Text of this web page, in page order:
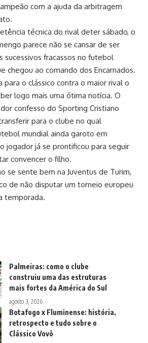
com a ajuda da arbitragem
técnica do rival deter sábado, o
parece não se cansar de ser
sucessivos fracassos no futebol
chegou ao comando dos Encarnados.
para o clássico contra o maior rival o
logo mais uma ótima notícia. O
confesso do Sporting Cristiano
para o clube no qual
mundial ainda garoto em
jogador já se prontificou para seguir
convencer o filho.
se sente bem na Juventus de Turim,
de não disputar um torneio europeu
temporada.
Palmeiras: como o clube
construiu uma das estruturas
mais fortes da América do Sul
agosto 3, 2026
Botafogo x Fluminense: história,
retrospecto e tudo sobre o
Clássico Vovô